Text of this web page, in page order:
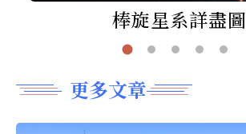
棒旋星系詳盡圖
更多文章